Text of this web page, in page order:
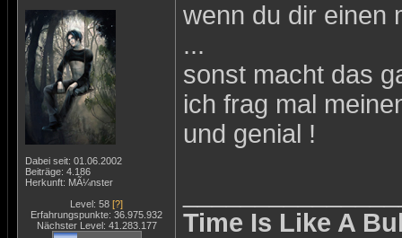
Dabei seit: 01.06.2002
Beiträge: 4.186
Herkunft: MÃ¼nster
Level: 58 [?]
Erfahrungspunkte: 36.975.932
Nächster Level: 41.283.177
wenn du dir einen
...
sonst macht das
ich frag mal
und genial !
Time Is Like A